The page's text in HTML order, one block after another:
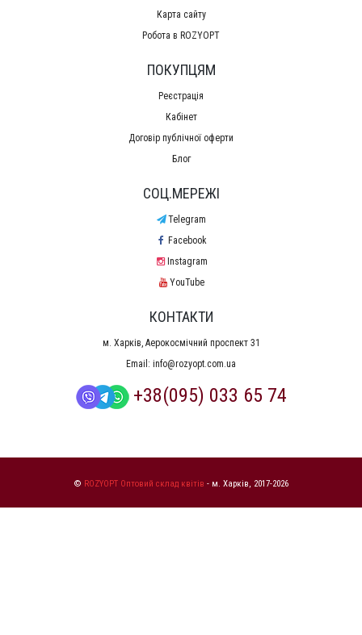
Карта сайту
Робота в ROZYOPT
ПОКУПЦЯМ
Реєстрація
Кабінет
Договір публічної оферти
Блог
СОЦ.МЕРЕЖІ
Telegram
Facebook
Instagram
YouTube
КОНТАКТИ
м. Харків, Аерокосмічний проспект 31
Email: info@rozyopt.com.ua
+38(095) 033 65 74
© ROZYOPT Оптовий склад квітів - м. Харків, 2017-2026